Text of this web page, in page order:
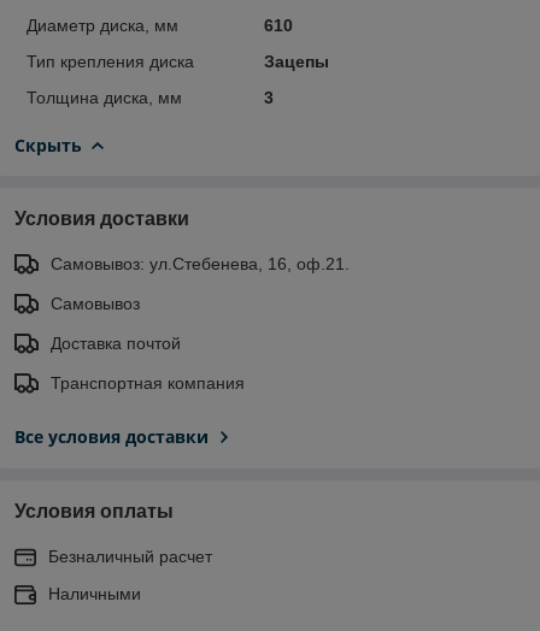
Диаметр диска, мм
610
Тип крепления диска
Зацепы
Толщина диска, мм
3
Скрыть
Условия доставки
Самовывоз: ул.Стебенева, 16, оф.21.
Самовывоз
Доставка почтой
Транспортная компания
Все условия доставки
Условия оплаты
Безналичный расчет
Наличными